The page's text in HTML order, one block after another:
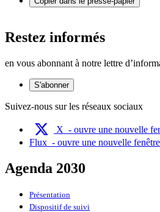
Restez informés
en vous abonnant à notre lettre
S'abonner
Suivez-nous sur les réseaux sociaux
X - ouvre une nouvelle
Flux - ouvre une nouvelle fenêtre
Agenda 2030
Présentation
Dispositif de suivi